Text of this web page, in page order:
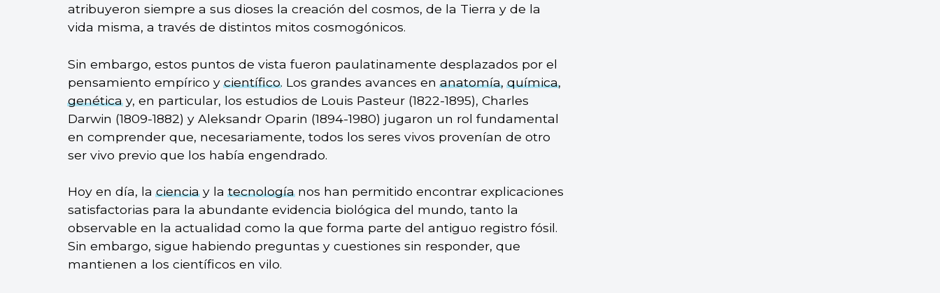
atribuyeron siempre a sus dioses la creación del cosmos, de la Tierra y de la
vida misma, a través de distintos mitos cosmogónicos.
Sin embargo, estos puntos de vista fueron paulatinamente desplazados por el
pensamiento empírico ycientífico. Los grandes avances enanatomía,química,
genéticay, en particular, los estudios de Louis Pasteur (1822-1895), Charles
Darwin (1809-1882) y Aleksandr Oparin (1894-1980) jugaron un rol fundamental
en comprender que, necesariamente, todos los seres vivos provenían de otro
ser vivo previo que los había engendrado.
Hoy en día, lacienciay latecnologíanos han permitido encontrar explicaciones
satisfactorias para la abundante evidencia biológica del mundo, tanto la
observable en la actualidad como la que forma parte del antiguo registro fósil.
Sin embargo, sigue habiendo preguntas y cuestiones sin responder, que
mantienen a los científicos en vilo.